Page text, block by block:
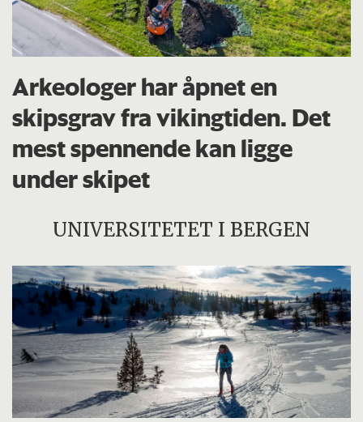
Arkeologer har åpnet en
skipsgrav fra vikingtiden. Det
mest spennende kan ligge
under skipet
UNIVERSITETET I BERGEN